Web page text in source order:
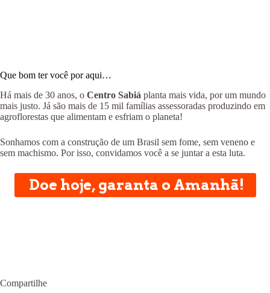
Que bom ter você por aqui…
Há mais de 30 anos, o Centro Sabiá planta mais vida, por um mundo
mais justo. Já são mais de 15 mil famílias assessoradas produzindo em
agroflorestas que alimentam e esfriam o planeta!
Sonhamos com a construção de um Brasil sem fome, sem veneno e
sem machismo. Por isso, convidamos você a se juntar a esta luta.
Doe hoje, garanta o Amanhã!
Compartilhe